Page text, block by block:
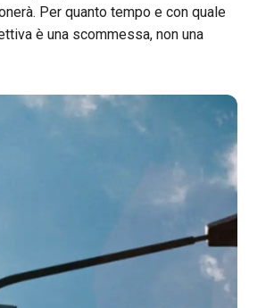
Per quanto tempo e con quale
è una scommessa, non una